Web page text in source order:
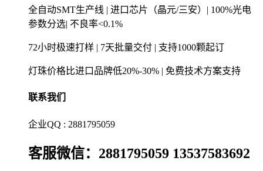
全自动SMT生产线 | 进口芯片（晶元/三安）| 100%光电
参数分选| 不良率<0.1%
72小时极速打样 | 7天批量交付 | 支持1000颗起订
灯珠价格比进口品牌低20%-30% | 免费技术方案支持
联系我们
企业QQ : 2881795059
客服微信：2881795059 13537583692